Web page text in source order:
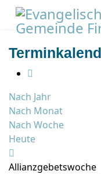
Nach Jahr
Nach Monat
Nach Woche
Heute
Allianzgebetswoche